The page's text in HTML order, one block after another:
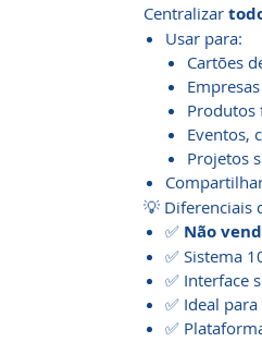
Centralizar
Usar para:
Cartões
Produtos
Eventos,
Projetos
💡 Diferenciais
✅ Não
✅ Sistema
✅ Interface
✅ Ideal
✅